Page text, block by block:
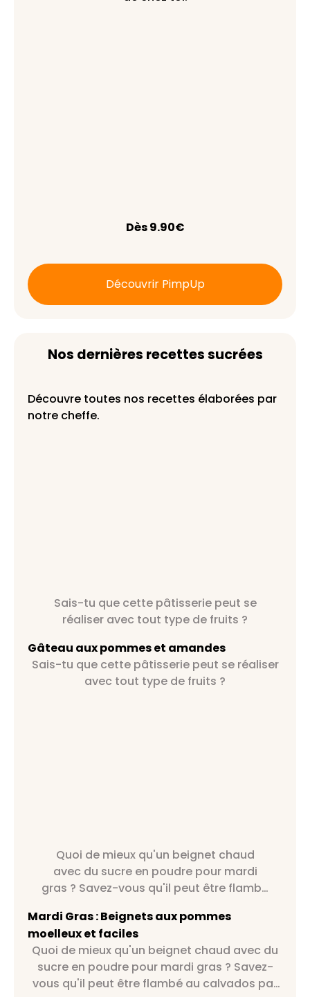
Dès 9.90€
Découvrir PimpUp
Nos dernières recettes sucrées
Découvre toutes nos recettes élaborées par
notre cheffe.
Sais-tu que cette pâtisserie peut se
réaliser avec tout type de fruits ?
Gâteau aux pommes et amandes
Sais-tu que cette pâtisserie peut se réaliser
avec tout type de fruits ?
Quoi de mieux qu'un beignet chaud
avec du sucre en poudre pour mardi
gras ? Savez-vous qu'il peut être flambé
Mardi Gras : Beignets aux pommes
moelleux et faciles
Quoi de mieux qu'un beignet chaud avec du
sucre en poudre pour mardi gras ? Savez-
vous qu'il peut être flambé au calvados par